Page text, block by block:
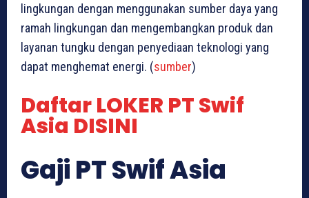
lingkungan dengan menggunakan sumber daya yang
ramah lingkungan dan mengembangkan produk dan
layanan tungku dengan penyediaan teknologi yang
dapat menghemat energi. (sumber)
Daftar LOKER PT Swif
Asia DISINI
Gaji PT Swif Asia